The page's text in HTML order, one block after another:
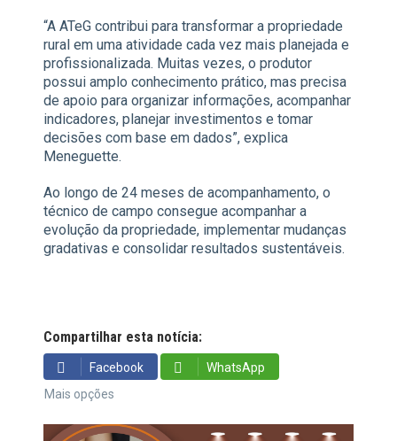
“A ATeG contribui para transformar a propriedade
rural em uma atividade cada vez mais planejada e
profissionalizada. Muitas vezes, o produtor
possui amplo conhecimento prático, mas precisa
de apoio para organizar informações, acompanhar
indicadores, planejar investimentos e tomar
decisões com base em dados”, explica
Meneguette.
Ao longo de 24 meses de acompanhamento, o
técnico de campo consegue acompanhar a
evolução da propriedade, implementar mudanças
gradativas e consolidar resultados sustentáveis.
Compartilhar esta notícia:
Facebook
WhatsApp
Mais opções